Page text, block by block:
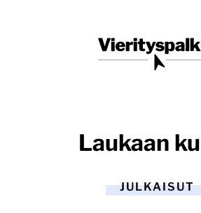
Vierityspalkki.fi
Laukaan
JULKAISUT